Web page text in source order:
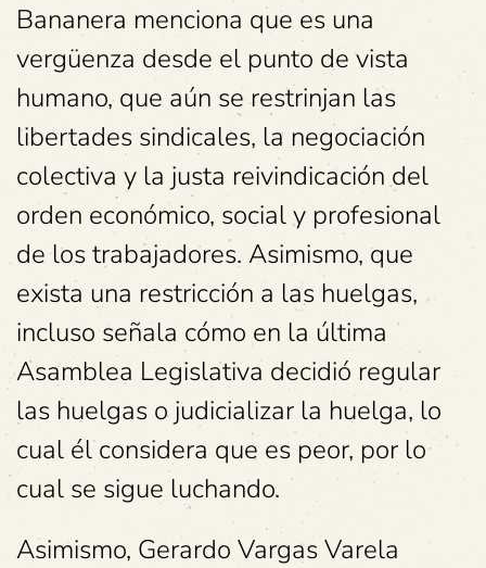
Bananera menciona que es una
vergüenza desde el punto de vista
humano, que aún se restrinjan las
libertades sindicales, la negociación
colectiva y la justa reivindicación del
orden económico, social y profesional
de los trabajadores. Asimismo, que
exista una restricción a las huelgas,
incluso señala cómo en la última
Asamblea Legislativa decidió regular
las huelgas o judicializar la huelga, lo
cual él considera que es peor, por lo
cual se sigue luchando.
Asimismo, Gerardo Vargas Varela